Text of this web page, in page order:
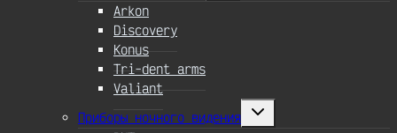
Arkon
Discovery
Konus
Tri-dent arms
Valiant
Приборы ночного видения
Переключить